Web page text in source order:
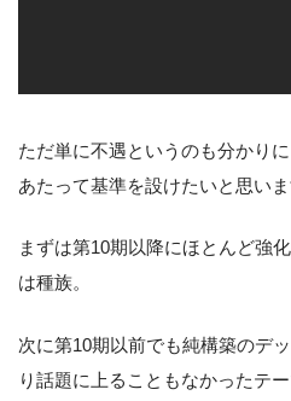
ただ単に不遇というのも分かり
あたって基準を設けたいと思いま
まずは第10期以降にほとんど強
は種族。
次に第10期以前でも純構築のデ
り話題に上ることもなかったテー